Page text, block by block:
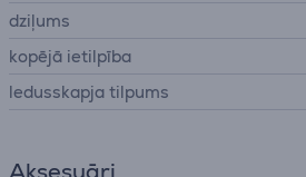
dziļums
kopējā ietilpība
ledusskapja tilpums